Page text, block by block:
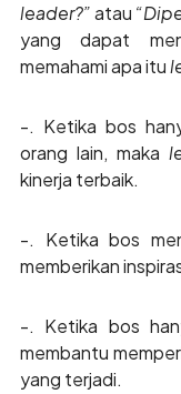
leader?”atau
yang dapat
memahami apa itu
-. Ketika bos
orang lain, maka
kinerja terbaik.
-. Ketika bos
memberikan
-. Ketika bos
membantu
yang terjadi.